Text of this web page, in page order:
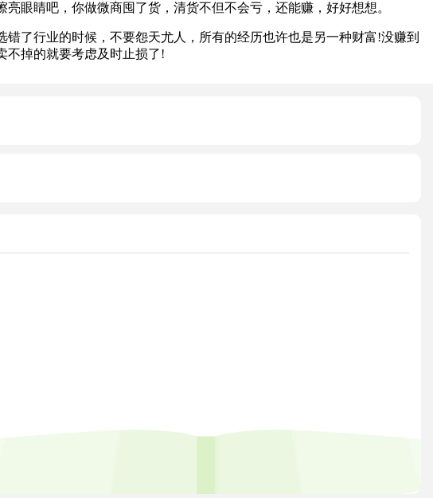
睛吧，你做微商囤了货，清货不但不会亏，还能赚，好好想想。
行业的时候，不要怨天尤人，所有的经历也许也是另一种财富!没赚到
不掉的就要考虑及时止损了!